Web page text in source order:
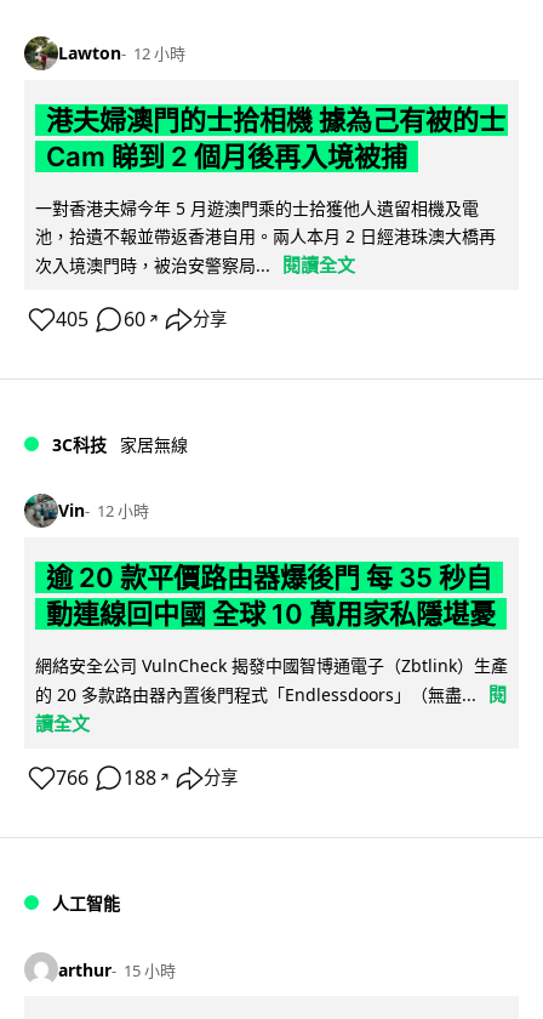
Lawton 12 小時
港夫婦澳門的士拾相機 據為己有被的士
Cam 睇到 2 個月後再入境被捕
一對香港夫婦今年 5 月遊澳門乘的士拾獲他人遺留相機及電
池，拾遺不報並帶返香港自用。兩人本月 2 日經港珠澳大橋再
次入境澳門時，被治安警察局...
閱讀全文
405 60 ↗ 分享
3C科技 家居無線
Vin 12 小時
逾 20 款平價路由器爆後門 每 35 秒自
動連線回中國 全球 10 萬用家私隱堪憂
網絡安全公司 VulnCheck 揭發中國智博通電子（Zbtlink）生產
的 20 多款路由器內置後門程式「Endlessdoors」（無盡...
閱
讀全文
766 188 ↗ 分享
人工智能
arthur 15 小時